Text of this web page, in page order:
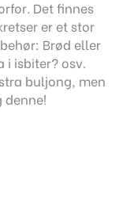
Det finnes
er et stor
Brød eller
i isbiter? osv.
buljong, men
denne!